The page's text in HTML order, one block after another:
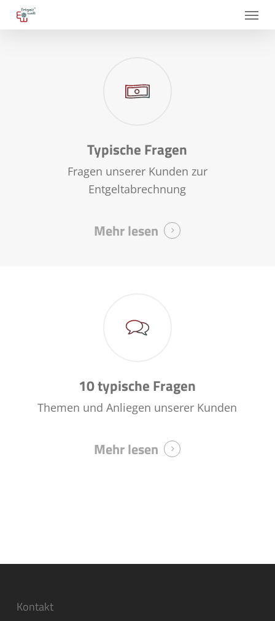
Skip
Menu
Typische Fragen
Fragen unserer Kunden zur
Entgeltabrechnung
Mehr lesen
10 typische Fragen
Themen und Anliegen unserer Kunden
Mehr lesen
Kontakt